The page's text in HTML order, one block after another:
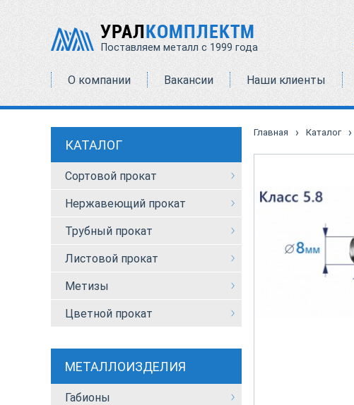
УРАЛКОМПЛЕКТМ
Поставляем металл с 1999 года
О компании Вакансии Наши клиенты
КАТАЛОГ
Сортовой прокат
Нержавеющий прокат
Трубный прокат
Листовой прокат
Метизы
Цветной прокат
МЕТАЛЛОИЗДЕЛИЯ
Габионы
Главная › Каталог ›